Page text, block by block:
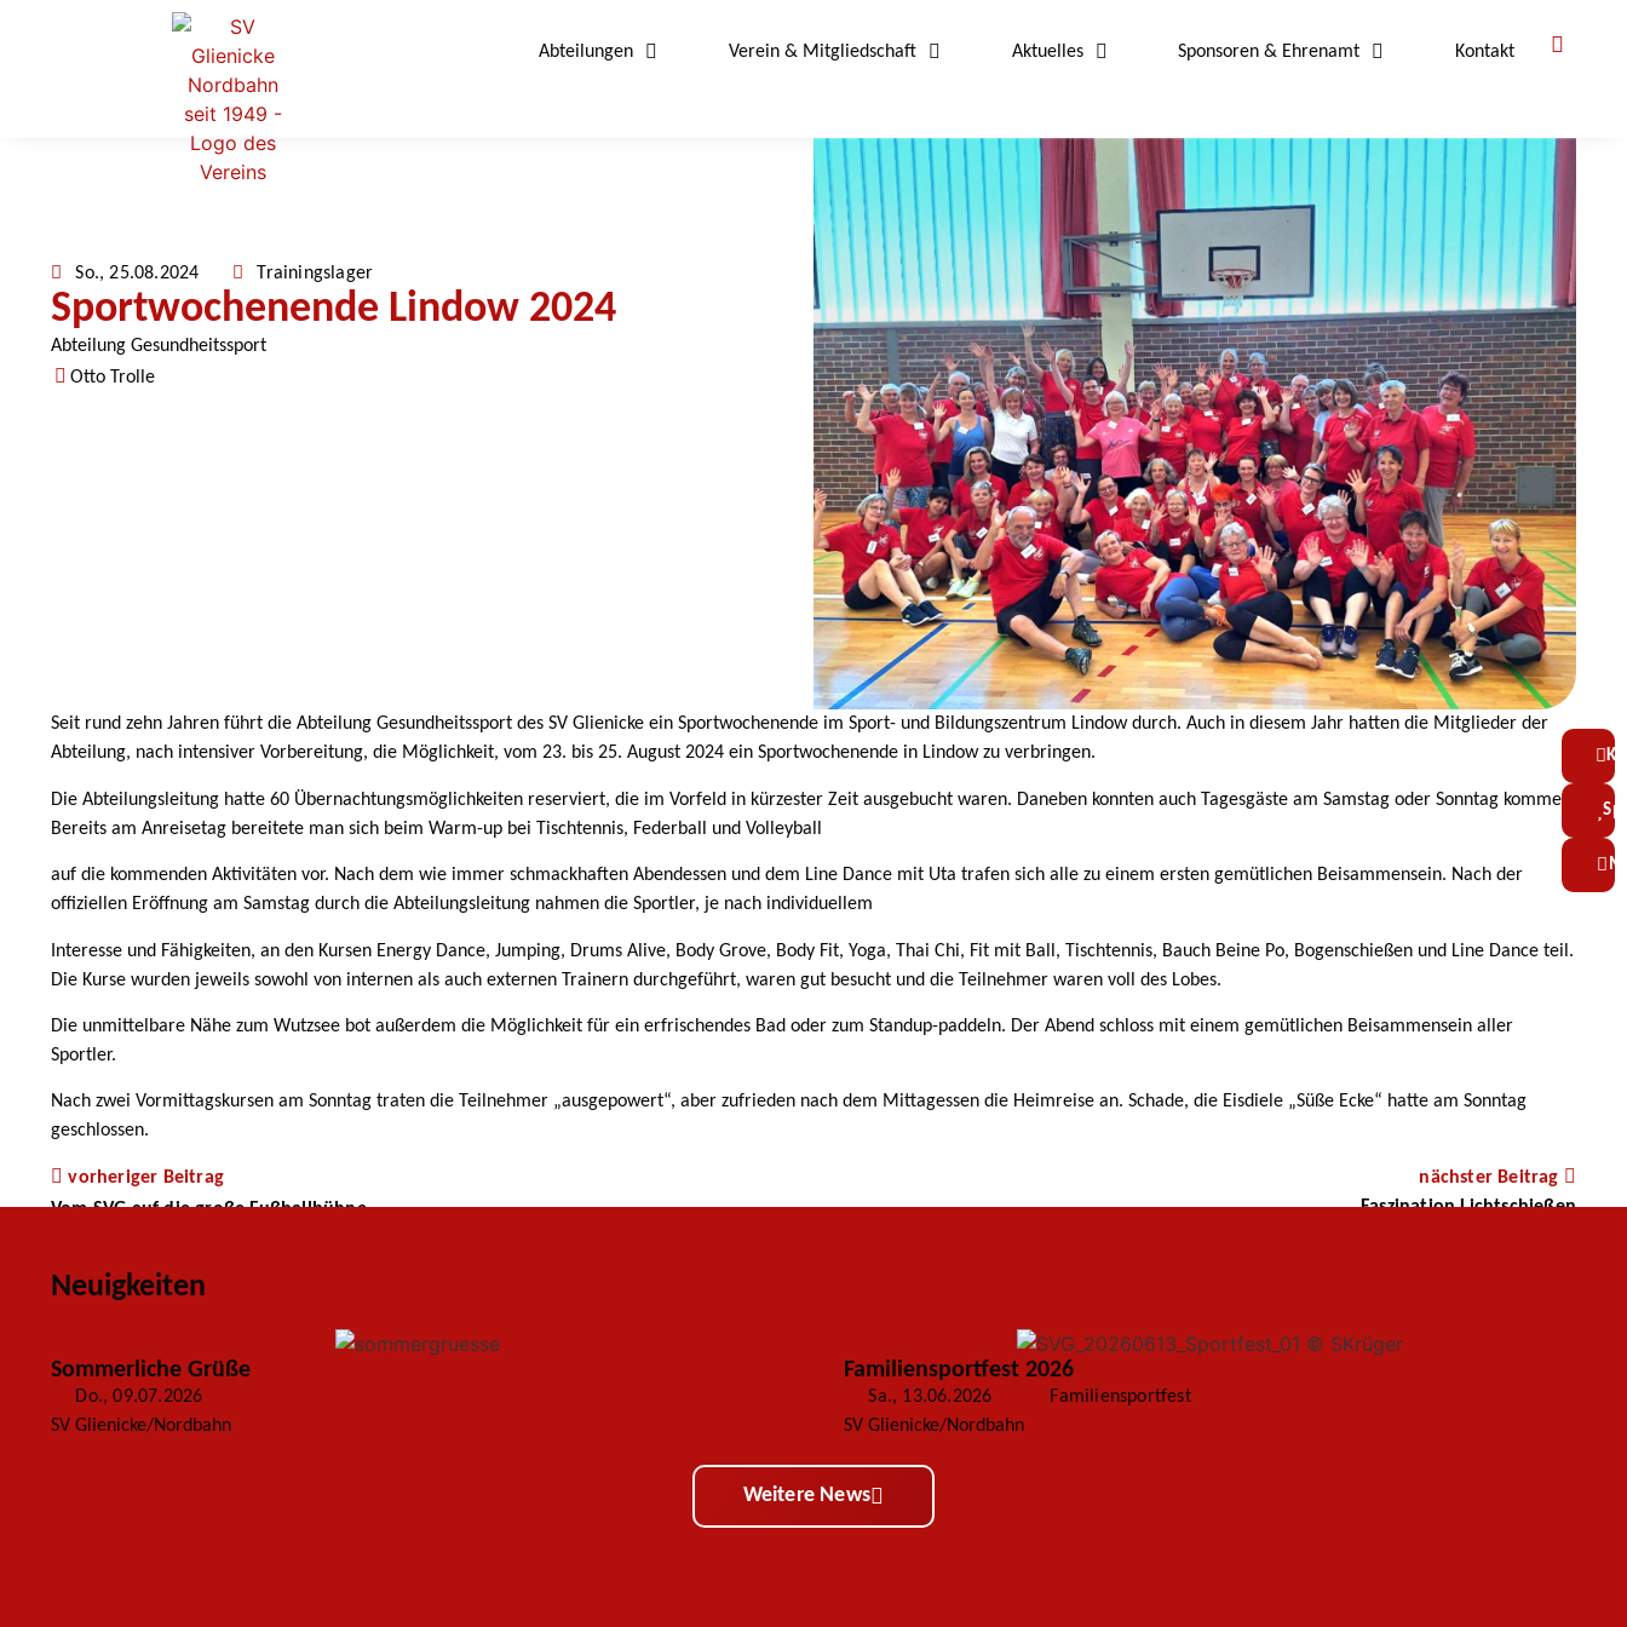
Abteilungen Verein & Mitgliedschaft Aktuelles Sponsoren & Ehrenamt Kontakt
So., 25.08.2024 Trainingslager
Sportwochenende Lindow 2024
Abteilung Gesundheitssport
Otto Trolle
Seit rund zehn Jahren führt die Abteilung Gesundheitssport des SV Glienicke ein Sportwochenende im Sport- und Bildungszentrum Lindow durch. Auch in diesem Jahr hatten die Mitglieder der
Abteilung, nach intensiver Vorbereitung, die Möglichkeit, vom 23. bis 25. August 2024 ein Sportwochenende in Lindow zu verbringen.
Die Abteilungsleitung hatte 60 Übernachtungsmöglichkeiten reserviert, die im Vorfeld in kürzester Zeit ausgebucht waren. Daneben konnten auch Tagesgäste am Samstag oder Sonntag kommen.
Bereits am Anreisetag bereitete man sich beim Warm-up bei Tischtennis, Federball und Volleyball
auf die kommenden Aktivitäten vor. Nach dem wie immer schmackhaften Abendessen und dem Line Dance mit Uta trafen sich alle zu einem ersten gemütlichen Beisammensein. Nach der
offiziellen Eröffnung am Samstag durch die Abteilungsleitung nahmen die Sportler, je nach individuellem
Interesse und Fähigkeiten, an den Kursen Energy Dance, Jumping, Drums Alive, Body Grove, Body Fit, Yoga, Thai Chi, Fit mit Ball, Tischtennis, Bauch Beine Po, Bogenschießen und Line Dance teil.
Die Kurse wurden jeweils sowohl von internen als auch externen Trainern durchgeführt, waren gut besucht und die Teilnehmer waren voll des Lobes.
Die unmittelbare Nähe zum Wutzsee bot außerdem die Möglichkeit für ein erfrischendes Bad oder zum Standup-paddeln. Der Abend schloss mit einem gemütlichen Beisammensein aller
Sportler.
Nach zwei Vormittagskursen am Sonntag traten die Teilnehmer „ausgepowert“, aber zufrieden nach dem Mittagessen die Heimreise an. Schade, die Eisdiele „Süße Ecke“ hatte am Sonntag
geschlossen.
vorheriger Beitrag
Vom SVG auf die große Fußballbühne
nächster Beitrag
Faszination Lichtschießen
Neuigkeiten
Sommerliche Grüße
Do., 09.07.2026
SV Glienicke/Nordbahn
Familiensportfest 2026
Sa., 13.06.2026
Familiensportfest
SV Glienicke/Nordbahn
Weitere News